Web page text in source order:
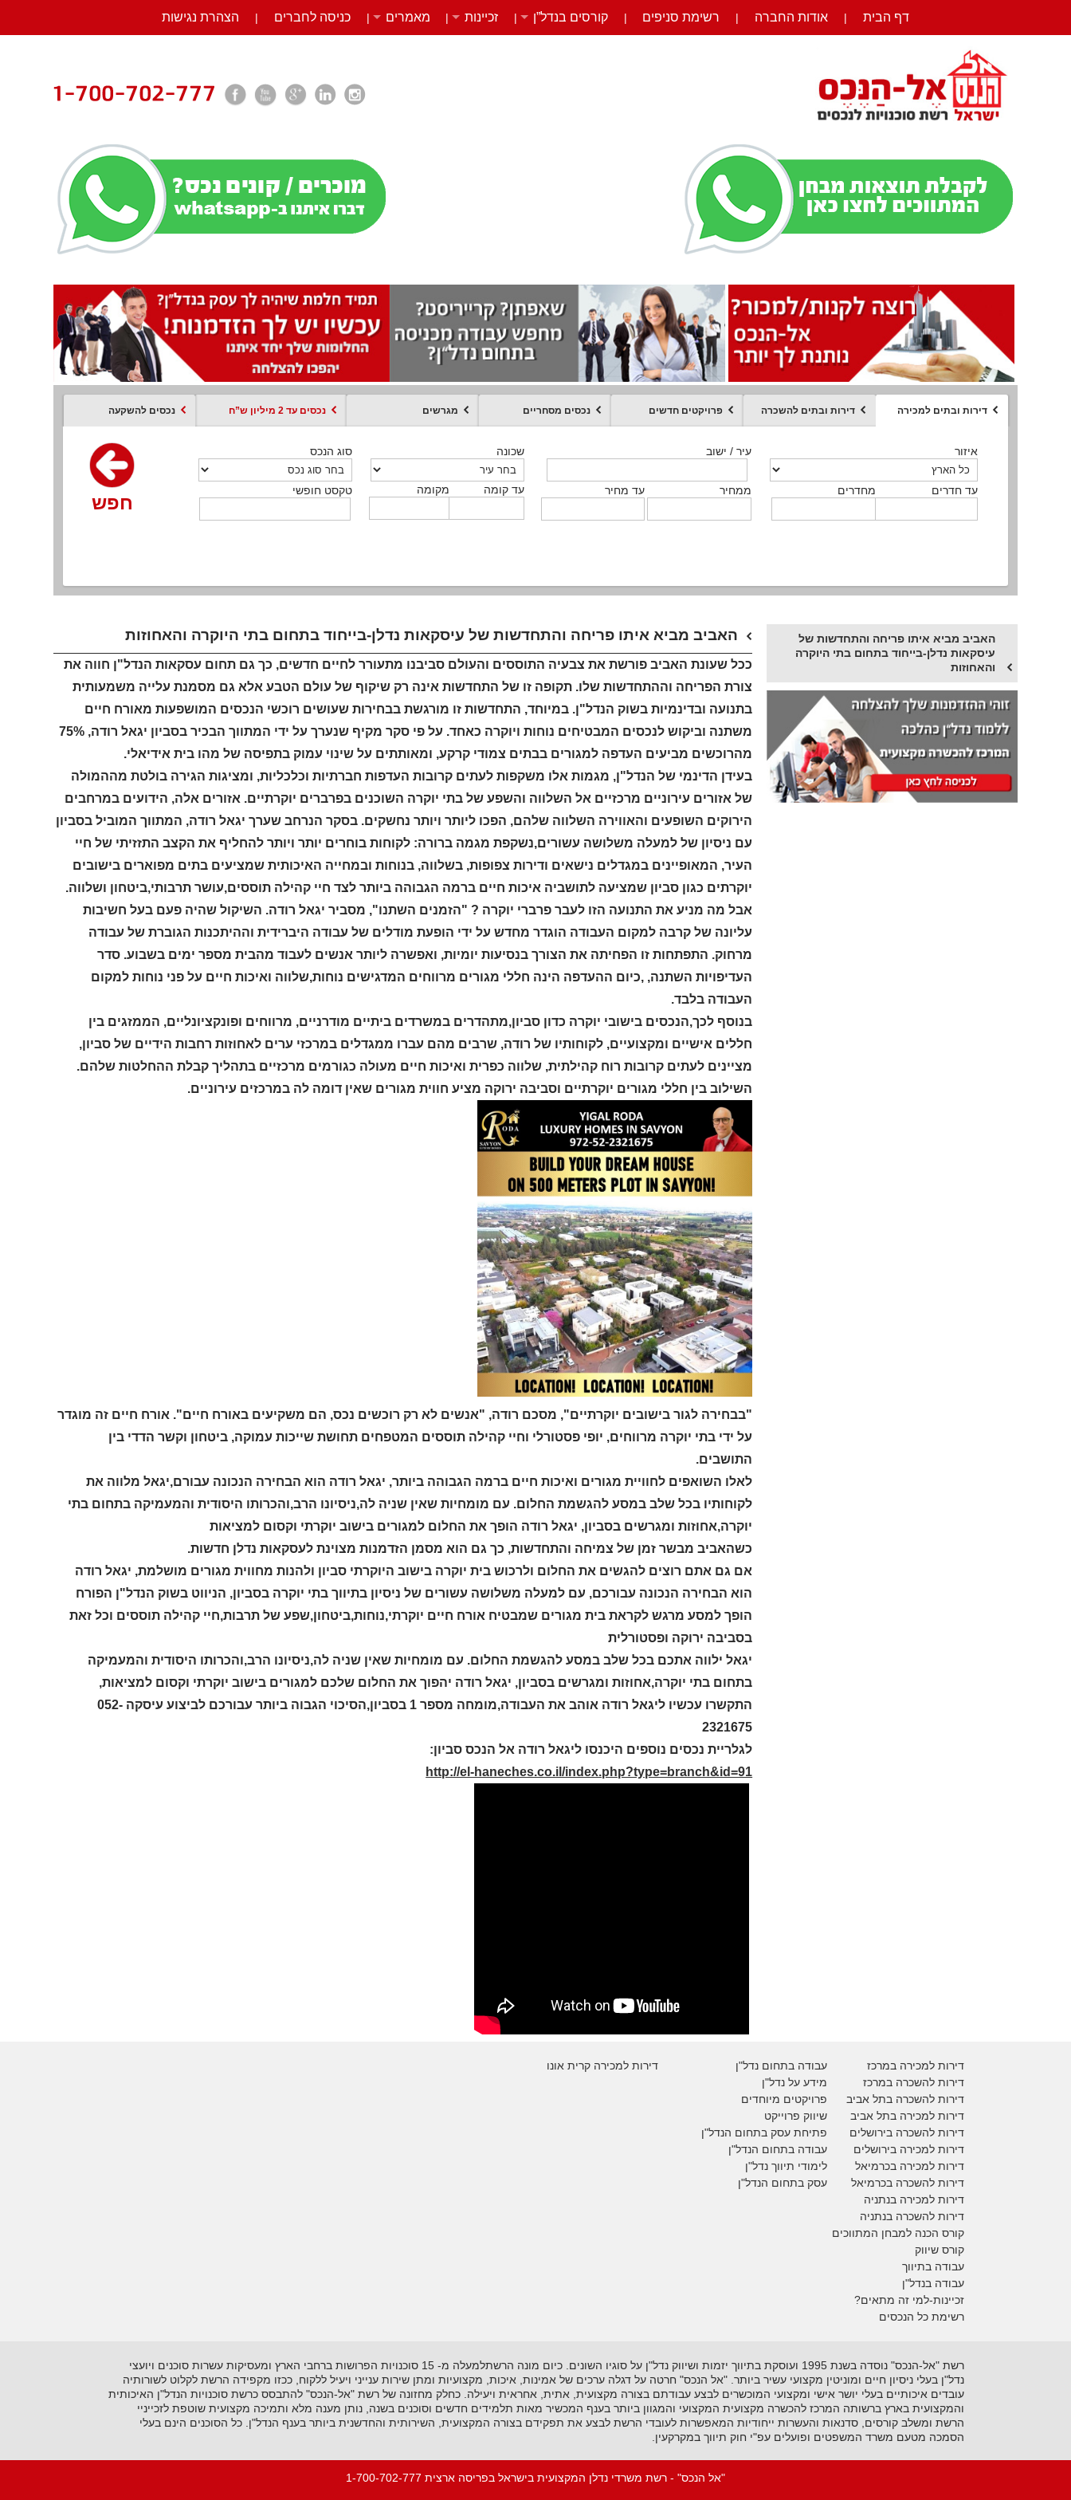
דף הבית | אודות החברה | רשימת סניפים | קורסים בנדל”ן | זכיינות | מאמרים | כניסה לחברים | הצהרת נגישות
דירות ובתים למכירה דירות ובתים להשכרה פרויקטים חדשים נכסים מסחריים מגרשים נכסים עד 2 מיליון ש”ח נכסים להשקעה
איזור
מחדרים עד חדרים
עיר / ישוב
ממחיר עד מחיר
שכונה
מקומה עד קומה
סוג הנכס
טקסט חופשי
חפש
איזור
מחדרים עד חדרים
עיר / ישוב
ממחיר עד מחיר
שכונה
מקומה עד קומה
סוג הנכס
טקסט חופשי
חפש
איזור
מחדרים עד חדרים
עיר / ישוב
ממחיר עד מחיר
שכונה
מקומה עד קומה
סוג הנכס
טקסט חופשי
חפש
איזור
סוג הנכס
עיר / ישוב
ממחיר עד מחיר
שכונה
מקומה עד קומה
סוג עסקה
טקסט חופשי
חפש
סוג הנכס ממחיר מקומה
חפש
איזור
מחדרים עד חדרים
עיר / ישוב
מקומה עד קומה
שכונה
טקסט חופשי
סוג הנכס
חפש
איזור
סוג הנכס
עיר / ישוב
ממחיר עד מחיר
שכונה
מקומה עד קומה
טקסט חופשי
חפש
האביב מביא איתו פריחה והתחדשות של עיסקאות נדלן-בייחוד בתחום בתי היוקרה והאחוזות
ככל שעונת האביב פורשת את צבעיה התוססים והעולם סביבנו מתעורר לחיים חדשים, כך גם תחום עסקאות הנדל"ן חווה את
צורת הפריחה וההתחדשות שלו. תקופה זו של התחדשות אינה רק שיקוף של עולם הטבע אלא גם מסמנת עלייה משמעותית
בתנועה ובדינמיות בשוק הנדל"ן. במיוחד, התחדשות זו מורגשת בבחירות שעושים רוכשי הנכסים המושפעות מאורח חיים
משתנה וביקוש לנכסים המבטיחים נוחות ויוקרה כאחד. על פי סקר מקיף שנערך על ידי המתווך הבכיר בסביון יגאל רודה, 75%
מהרוכשים מביעים העדפה למגורים בבתים צמודי קרקע, ומאותתים על שינוי עמוק בתפיסה של מהו בית אידיאלי.
בעידן הדינמי של הנדל"ן, מגמות אלו משקפות לעתים קרובות העדפות חברתיות וכלכליות, ומציגות הגירה בולטת מההמולה
של אזורים עירוניים מרכזיים אל השלווה והשפע של בתי יוקרה השוכנים בפרברים יוקרתיים. אזורים אלה, הידועים במרחבים
הירוקים השופעים והאווירה השלווה שלהם, הפכו ליותר ויותר נחשקים. בסקר הנרחב שערך יגאל רודה, המתווך המוביל בסביון
עם ניסיון של למעלה משלושה עשורים,נשקפת מגמה ברורה: לקוחות בוחרים יותר ויותר להחליף את הקצב התזזיתי של חיי
העיר, המאופיינים במגדלים נישאים ודירות צפופות, בשלווה, בנוחות ובמחייה האיכותית שמציעים בתים מפוארים בישובים
יוקרתים כגון סביון שמציעה לתושביה איכות חיים ברמה הגבוהה ביותר לצד חיי קהילה תוססים,עושר תרבותי,ביטחון ושלווה.
אבל מה מניע את התנועה הזו לעבר פרברי יוקרה ? "הזמנים השתנו", מסביר יגאל רודה. השיקול שהיה פעם בעל חשיבות
עליונה של קרבה למקום העבודה הוגדר מחדש על ידי הופעת מודלים של עבודה היברידית וההיתכנות הגוברת של עבודה
מרחוק. התפתחות זו הפחיתה את הצורך בנסיעות יומיות, ואפשרה ליותר אנשים לעבוד מהבית מספר ימים בשבוע. סדר
העדיפויות השתנה, ,כיום ההעדפה הינה חללי מגורים מרווחים המדגישים נוחות,שלווה ואיכות חיים על פני נוחות למקום
העבודה בלבד.
בנוסף לכך,הנכסים בישובי יוקרה כדון סביון,מתהדרים במשרדים ביתיים מודרניים, מרווחים ופונקציונליים, הממזגים בין
חללים אישיים ומקצועיים, לקוחותיו של רודה, שרבים מהם עברו ממגדלים במרכזי ערים לאחוזות רחבות הידיים של סביון,
מציינים לעתים קרובות רוח קהילתית, שלווה כפרית ואיכות חיים מעולה כגורמים מרכזיים בתהליך קבלת ההחלטות שלהם.
השילוב בין חללי מגורים יוקרתיים וסביבה ירוקה מציע חווית מגורים שאין דומה לה במרכזים עירוניים.
"בבחירה לגור בישובים יוקרתיים", מסכם רודה, "אנשים לא רק רוכשים נכס, הם משקיעים באורח חיים". אורח חיים זה מוגדר
על ידי בתי יוקרה מרווחים, יופי פסטורלי וחיי קהילה תוססים המטפחים תחושת שייכות עמוקה, ביטחון וקשר הדדי בין
התושבים.
לאלו השואפים לחוויית מגורים ואיכות חיים ברמה הגבוהה ביותר, יגאל רודה הוא הבחירה הנכונה עבורם,יגאל מלווה את
לקוחותיו בכל שלב במסע להגשמת החלום. עם מומחיות שאין שניה לה,ניסיונו הרב,והכרותו היסודית והמעמיקה בתחום בתי
יוקרה,אחוזות ומגרשים בסביון, יגאל רודה הופך את החלום למגורים בישוב יוקרתי וקסום למציאות
כשהאביב מבשר זמן של צמיחה והתחדשות, כך גם הוא מסמן הזדמנות מצוינת לעסקאות נדלן חדשות.
אם גם אתם רוצים להגשים את החלום ולרכוש בית יוקרה בישוב היוקרתי סביון ולהנות מחווית מגורים מושלמת, יגאל רודה
הוא הבחירה הנכונה עבורכם, עם למעלה משלושה עשורים של ניסיון בתיווך בתי יוקרה בסביון, הניווט בשוק הנדל"ן הפורח
הופך למסע מרגש לקראת בית מגורים שמבטיח אורח חיים יוקרתי,נוחות,ביטחון,שפע של תרבות,חיי קהילה תוססים וכל זאת
בסביבה ירוקה ופסטורלית
יגאל ילווה אתכם בכל שלב במסע להגשמת החלום. עם מומחיות שאין שניה לה,ניסיונו הרב,והכרותו היסודית והמעמיקה
בתחום בתי יוקרה,אחוזות ומגרשים בסביון, יגאל רודה יהפוך את החלום שלכם למגורים בישוב יוקרתי וקסום למציאות,
התקשרו עכשיו ליגאל רודה אוהב את העבודה,מומחה מספר 1 בסביון,הסיכוי הגבוה ביותר עבורכם לביצוע עיסקה 052-
2321675
לגלריית נכסים נוספים היכנסו ליגאל רודה אל הנכס סביון:
http://el-haneches.co.il/index.php?type=branch&id=91
האביב מביא איתו פריחה והתחדשות של
עיסקאות נדלן-בייחוד בתחום בתי היוקרה
והאחוזות
דירות למכירה קרית אונו
דירות למכירה במרכז
דירות להשכרה במרכז
דירות להשכרה בתל אביב
דירות למכירה בתל אביב
דירות להשכרה בירושלים
דירות למכירה בירושלים
דירות למכירהבכרמיאל
דירות להשכרהבכרמיאל
דירות למכירה בנתניה
דירות להשכרה בנתניה
קורס הכנה למבחן המתווכים
קורס שיווק
עבודה בתיווך
עבודה בנדל"ן
זכיינות-למי זה מתאים?
עבודה בתחום נדל"ן
מידע על נדל"ן
פרויקטים מיוחדים
שיווק פרוייקט
פתיחת עסק בתחום הנדל"ן
עבודה בתחום הנדל"ן
לימודי תיווך נדל"ן
עסק בתחום הנדל"ן
רשימת כל הנכסים
רשת "אל-הנכס" נוסדה בשנת 1995 ועוסקת בתיווך יזמות ושיווק נדל"ן על סוגיו השונים. כיום מונה הרשתלמעלה מ- 15 סוכנויות הפרושות ברחבי הארץ ומעסיקות עשרות סוכנים ויועצי
נדל"ן בעלי ניסיון חיים ומוניטין מקצועי עשיר ביותר. "אל הנכס" חרטה על דגלה ערכים של אמינות, איכות, מקצועיות ומתן שירות ענייני ויעיל ללקוח, ככזו מקפידה הרשת לקלוט לשורותיה
עובדים איכותיים בעלי יושר אישי ומקצועי המוכשרים לבצע עבודתם בצורה מקצועית, אתית, אחראית ויעילה. כחלק מחזונה של רשת "אל-הנכס" להתבסס כרשת סוכנויות הנדל"ן האיכותית
והמקצועית בארץ ברשותה המרכז להכשרה מקצועית המקצועי והמגוון ביותר בענף המכשיר מאות תלמידים חדשים וסוכנים בשנה, נותן מענה מלא ותמיכה מקצועית שוטפת לזכייניי
הרשת ומשלב קורסים, סדנאות והעשרות ייחודיות המאפשרות לעובדי הרשת לבצע את תפקידם בצורה המקצועית, השירותית והחדשנית ביותר בענף הנדל"ן. כל הסוכנים הינם בעלי
הסמכה מטעם משרד המשפטים ופועלים עפ"י חוק תיווך במקרקעין.
"אל הנכס" - רשת משרדי נדלן המקצועית בישראל בפריסה ארצית 1-700-702-777